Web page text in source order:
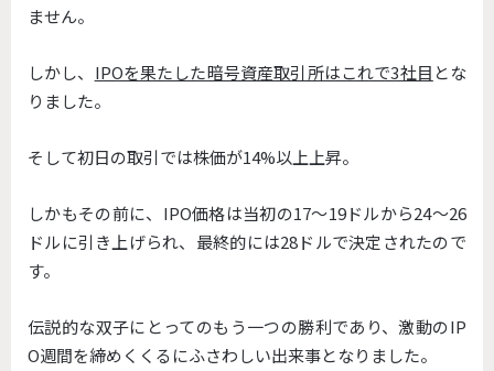
ません。
しかし、 IPOを果たした暗号資産取引所はこれで3社目 とな
りま した。
そして初日の取引では株価が14%以上上昇。
しかもその前に、IPO価格は当初の17〜19ドルから24〜26
ドルに引き上げられ、 最終的には28ドルで決定されたので
す。
伝説的な双子にとってのもう一つの勝利であり、激動のIP
O週間を締めくくるにふさわしい出来事となりました。